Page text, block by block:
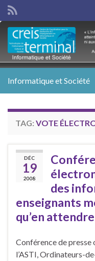
Search for:
Informatique et Société
TAG: VOTE
DÉC
19
2008
des
enseignants
qu’en attendre
Conférence de presse
l’ASTI, Ordinateurs-